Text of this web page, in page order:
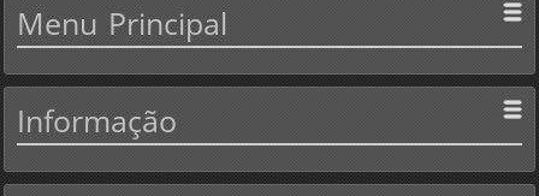
Menu Principal
Informação